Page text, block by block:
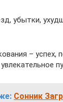
убытки,
– успех,
Сонник